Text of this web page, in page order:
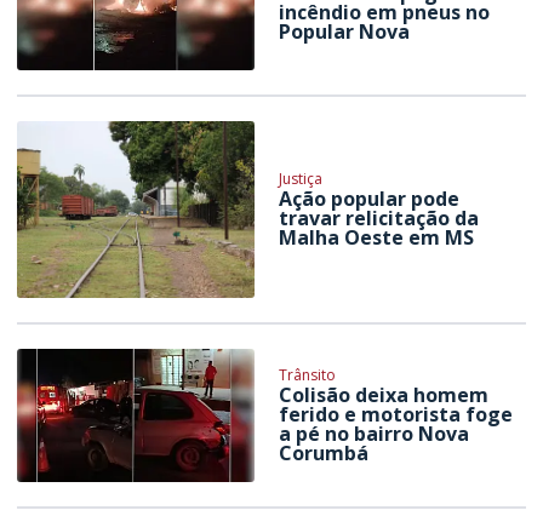
incêndio em pneus no
Popular Nova
Justiça
Ação popular pode
travar relicitação da
Malha Oeste em MS
Trânsito
Colisão deixa homem
ferido e motorista foge
a pé no bairro Nova
Corumbá